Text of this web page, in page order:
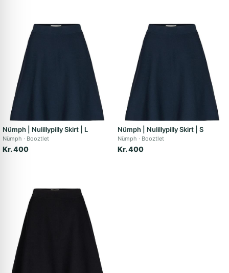
Nümph | Nulillypilly Skirt | L
Nümph Booztlet
Kr. 400
Nümph | Nulillypilly Skirt | S
Nümph Booztlet
Kr. 400